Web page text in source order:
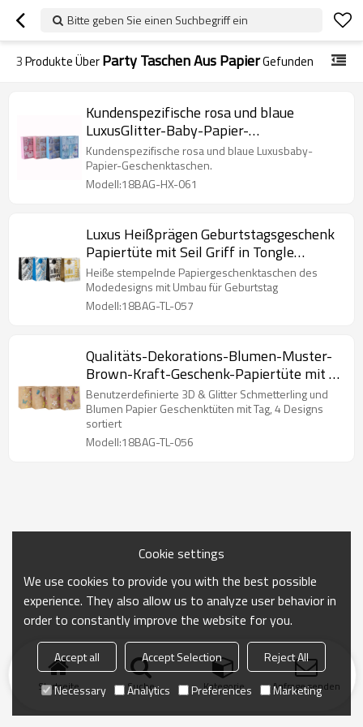
Bitte geben Sie einen Suchbegriff ein
3Produkte ÜberParty Taschen Aus PapierGefunden
Kundenspezifische rosa und blaue
LuxusGlitter-Baby-Papier-
Geschenktaschen mit 4 Entwürfen
sortierten in der Tongle Verpackung
Kundenspezifische rosa und blaue Luxusbaby-
Papier-Geschenktaschen.
Modell:18BAG-HX-061
Luxus Heißprägen Geburtstagsgeschenk
Papiertüte mit Seil Griff in Tongle
Verpackung
Heiße stempelnde Papiergeschenktaschen des
Modedesigns mit Umbau für Geburtstag
Modell:18BAG-TL-057
Qualitäts-Dekorations-Blumen-Muster-
Brown-Kraft-Geschenk-Papiertüte mit 4
Entwürfen sortierte in der Tongle-
Verpackung
Benutzerdefinierte 3D & Glitter Schmetterling und
Blumen Papier Geschenktüten mit Tag, 4 Designs
sortiert
Modell:18BAG-TL-056
Startseite Suche Kategorie Anfrage senden
Cookie settings
We use cookies to provide you with the best possible
experience. They also allow us to analyze user behavior in
order to constantly improve the website for you.
Accept all Accept Selection
Reject All
Necessary
Analytics Preferences Marketing